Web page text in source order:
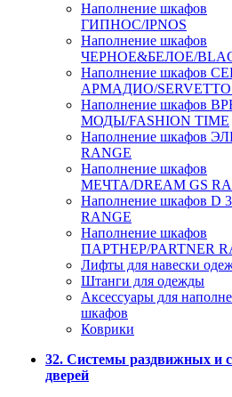
Наполнение шкафов
ГИПНОС/IPNOS
Наполнение шкафов
ЧЕРНОЕ&БЕЛОЕ/
Наполнение шкафов
АРМАДИО/SERVETTO
Наполнение шкафов
МОДЫ/FASHION TIME
Наполнение шкафов
RANGE
Наполнение шкафов
МЕЧТА/DREAM GS
Наполнение шкафов D
RANGE
Наполнение шкафов
ПАРТНЕР/PARTNER
Лифты для навески
Штанги для одежды
Аксессуары для
шкафов
Коврики
32. Системы раздвижных и
дверей